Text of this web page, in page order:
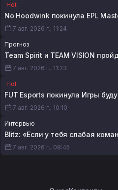
Hot
No Hoodwink покинула EPL
7 авг. 2026 г., 11:24
Прогноз
Team Spirit и TEAM VISION
7 авг. 2026 г., 11:23
Hot
FUT Esports покинула Игры
7 авг. 2026 г., 10:10
Интервью
Blitz: «Если у тебя слабая
7 авг. 2026 г., 08:45